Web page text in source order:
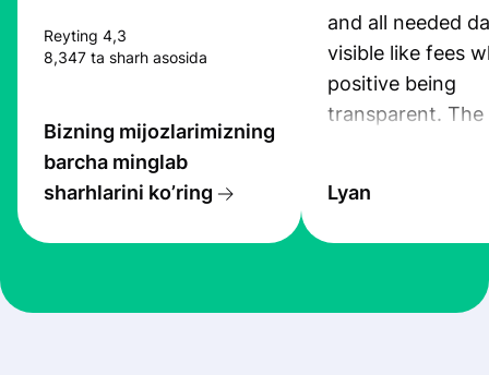
Reyting 4,3
8,347 ta sharh asosida
Bizning mijozlarimizning
barcha minglab
sharhlarini ko’ring
and all needed
visible like fees
positive being
transparent. The
the exchange
at Profee is very
Lyan